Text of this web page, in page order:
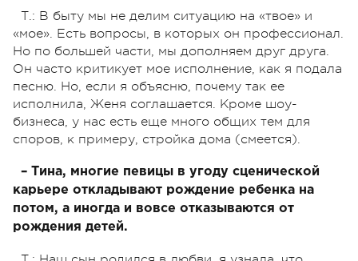
Т.: В быту мы не делим ситуацию на «твое» и
«мое». Есть вопросы, в которых он профессионал.
Но по большей части, мы дополняем друг друга.
Он часто критикует мое исполнение, как я подала
песню. Но, если я объясню, почему так ее
исполнила, Женя соглашается. Кроме шоу-
бизнеса, у нас есть еще много общих тем для
споров, к примеру, стройка дома (смеется).
– Тина, многие певицы в угоду сценической
карьере откладывают рождение ребенка на
потом, а иногда и вовсе отказываются от
рождения детей.